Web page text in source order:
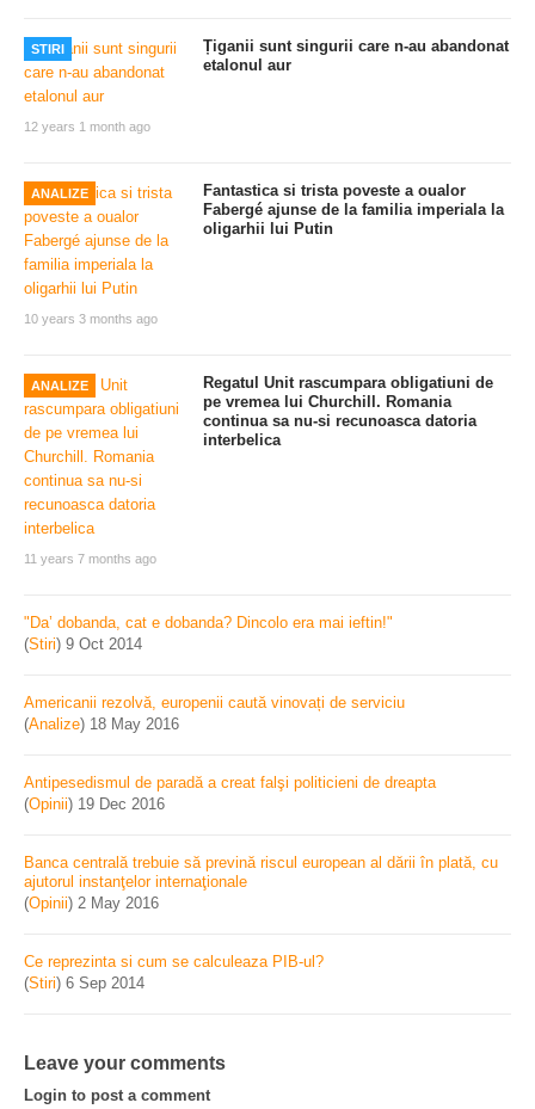
STIRI
12 years 1 month ago
Țiganii sunt singurii care n-au abandonat
etalonul aur
ANALIZE
10 years 3 months ago
Fantastica si trista poveste a oualor
Fabergé ajunse de la familia imperiala la
oligarhii lui Putin
ANALIZE
11 years 7 months ago
Regatul Unit rascumpara obligatiuni de
pe vremea lui Churchill. Romania
continua sa nu-si recunoasca datoria
interbelica
"Da’ dobanda, cat e dobanda? Dincolo era mai ieftin!"
(Stiri) 9 Oct 2014
Americanii rezolvă, europenii caută vinovați de serviciu
(Analize) 18 May 2016
Antipesedismul de paradă a creat falşi politicieni de dreapta
(Opinii) 19 Dec 2016
Banca centrală trebuie să prevină riscul european al dării în plată, cu
ajutorul instanţelor internaţionale
(Opinii) 2 May 2016
Ce reprezinta si cum se calculeaza PIB-ul?
(Stiri) 6 Sep 2014
Leave your comments
Login to post a comment